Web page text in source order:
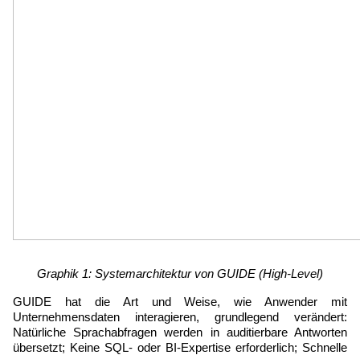
Graphik 1: Systemarchitektur von GUIDE (High-Level)
GUIDE hat die Art und Weise, wie Anwender mit
Unternehmensdaten interagieren, grundlegend verändert:
Natürliche Sprachabfragen werden in auditierbare Antworten
übersetzt; Keine SQL- oder BI-Expertise erforderlich; Schnelle